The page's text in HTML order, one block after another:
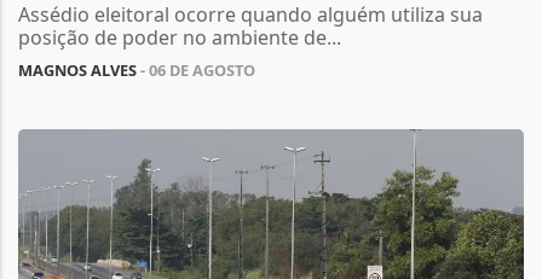
Assédio eleitoral ocorre quando alguém utiliza sua
posição de poder no ambiente de...
MAGNOS ALVES- 06 DE AGOSTO